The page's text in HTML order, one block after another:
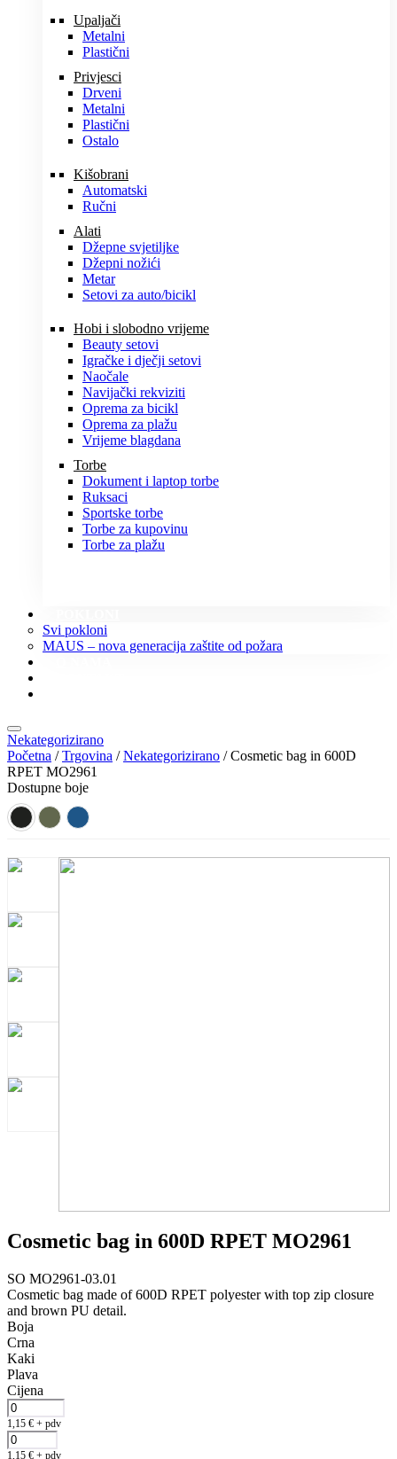
Upaljači
Metalni
Plastični
Privjesci
Drveni
Metalni
Plastični
Ostalo
Kišobrani
Automatski
Ručni
Alati
Džepne svjetiljke
Džepni nožići
Metar
Setovi za auto/bicikl
Hobi i slobodno vrijeme
Beauty setovi
Igračke i dječji setovi
Naočale
Navijački rekviziti
Oprema za bicikl
Oprema za plažu
Vrijeme blagdana
Torbe
Dokument i laptop torbe
Ruksaci
Sportske torbe
Torbe za kupovinu
Torbe za plažu
Svi pokloni
MAUS – nova generacija zaštite od požara
Nekategorizirano
Početna /Trgovina /Nekategorizirano / Cosmetic bag in 600D
RPET MO2961
Dostupne boje
Cosmetic bag in 600D RPET MO2961
SO MO2961-03.01
Cosmetic bag made of 600D RPET polyester with top zip closure
and brown PU detail.
Boja
Crna
Kaki
Plava
Cijena
1,15 € + pdv
1,15 € + pdv